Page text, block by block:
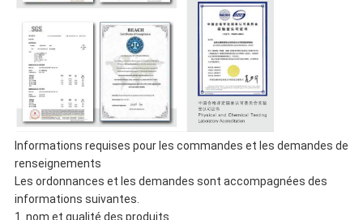
Informations requises pour les commandes et les demandes de
renseignements
Les ordonnances et les demandes sont accompagnées des
informations suivantes.
1. nom et qualité des produits